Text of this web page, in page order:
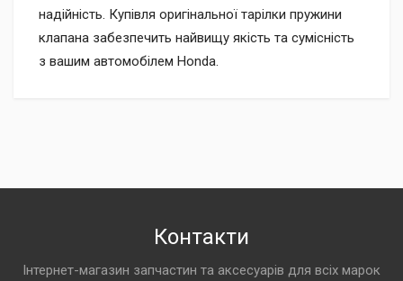
надійність. Купівля оригінальної тарілки пружини
клапана забезпечить найвищу якість та сумісність
з вашим автомобілем Honda.
Контакти
Інтернет-магазин запчастин та аксесуарів для всіх марок